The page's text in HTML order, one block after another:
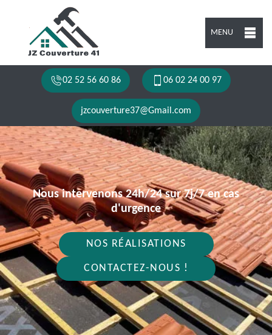
MENU
02 52 56 60 86 06 02 24 00 97
jzcouverture37@Gmail.com
Nous intervenons 24h/24 sur 7j/7 en cas
d'urgence
NOS RÉALISATIONS
CONTACTEZ-NOUS !